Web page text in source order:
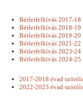
Bérletfelhívás 2017-18
Bérletfelhívás 2018-19
Bérletfelhívás 2019-20
Bérletfelhívás 2021-22
Bérletfelhívás 2023-24
Bérletfelhívás 2024-25
2017-2018 évad
2022-2023 évad